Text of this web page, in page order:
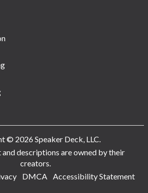
© 2026 Speaker Deck, LLC.
descriptions are owned by their
creators.
DMCA Accessibility Statement